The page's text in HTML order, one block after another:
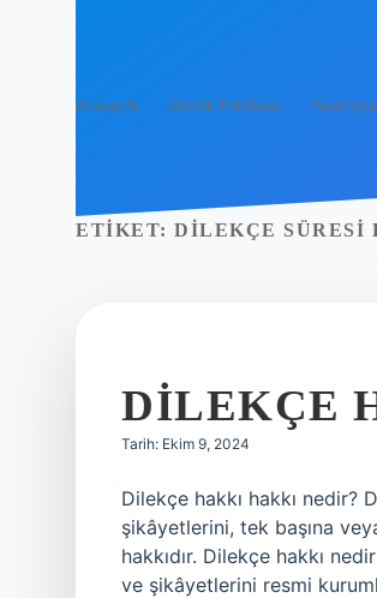
Anasayfa Gizlilik Politikası Yasal
ETIKET: DILEKÇE SÜRESI
DILEKÇE
Tarih: Ekim 9, 2024
Dilekçe hakkı hakkı nedir?
şikâyetlerini, tek başına
hakkıdır. Dilekçe hakkı
ve şikâyetlerini resmi